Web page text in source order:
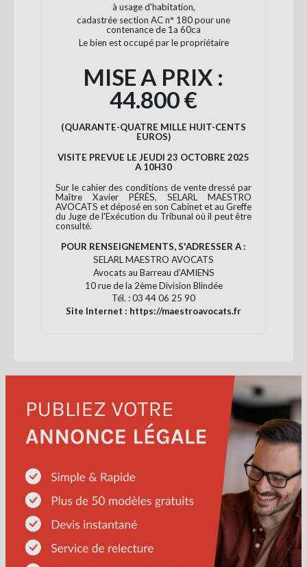
à usage d'habitation,
cadastrée section AC n° 180 pour une
contenance de 1a 60ca
Le bien est occupé par le propriétaire
MISE A PRIX :
44.800 €
(QUARANTE-QUATRE MILLE HUIT-CENTS
EUROS)
VISITE PREVUE LE JEUDI 23 OCTOBRE 2025
A 10H30
Sur le cahier des conditions de vente dressé par
Maître Xavier PÉRÈS, SELARL MAESTRO
AVOCATS et déposé en son Cabinet et au Greffe
du Juge de l'Exécution du Tribunal où il peut être
consulté.
POUR RENSEIGNEMENTS, S'ADRESSER A :
SELARL MAESTRO AVOCATS
Avocats au Barreau d'AMIENS
10 rue de la 2èmeDivision Blindée
Tél. : 03 44 06 25 90
Site Internet : https://maestroavocats.fr